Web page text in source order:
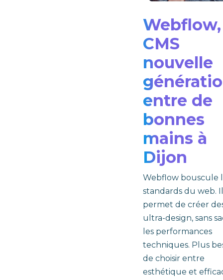
CMS
nouvelle
entre de
bonnes
mains à
Dijon
Webflow bouscule
standards du web. Il
permet de créer
ultra-design, sans
les performances
techniques. Plus
de choisir entre
esthétique et